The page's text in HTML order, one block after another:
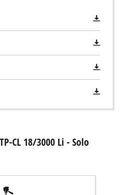
CL 18/3000 Li - Solo